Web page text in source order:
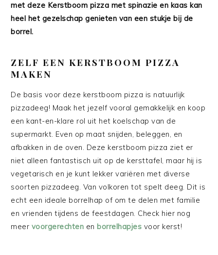
met deze Kerstboom pizza met spinazie en kaas kan
heel het gezelschap genieten van een stukje bij de
borrel.
ZELF EEN KERSTBOOM PIZZA
MAKEN
De basis voor deze kerstboom pizza is natuurlijk
pizzadeeg! Maak het jezelf vooral gemakkelijk en koop
een kant-en-klare rol uit het koelschap van de
supermarkt. Even op maat snijden, beleggen, en
afbakken in de oven. Deze kerstboom pizza ziet er
niet alleen fantastisch uit op de kersttafel, maar hij is
vegetarisch en je kunt lekker variëren met diverse
soorten pizzadeeg. Van volkoren tot spelt deeg. Dit is
echt een ideale borrelhap of om te delen met familie
en vrienden tijdens de feestdagen. Check hier nog
meer voorgerechten enborrelhapjes voor kerst!